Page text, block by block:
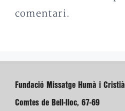
comentari.
Fundació Missatge Humà i Cristià
Comtes de Bell-lloc, 67-69